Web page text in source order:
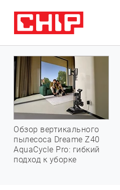
Обзор вертикального
пылесоса Dreame Z40
AquaCycle Pro: гибкий
подход к уборке